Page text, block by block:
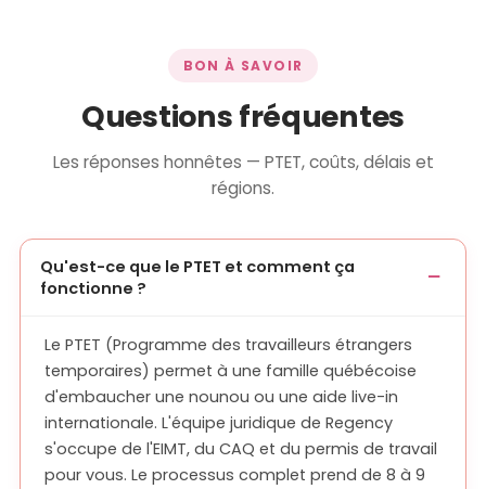
BON À SAVOIR
Questions fréquentes
Les réponses honnêtes — PTET, coûts, délais et
régions.
Qu'est-ce que le PTET et comment ça
fonctionne ?
Le PTET (Programme des travailleurs étrangers
temporaires) permet à une famille québécoise
d'embaucher une nounou ou une aide live-in
internationale. L'équipe juridique de Regency
s'occupe de l'EIMT, du CAQ et du permis de travail
pour vous. Le processus complet prend de 8 à 9